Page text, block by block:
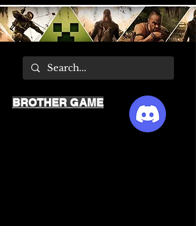
BROTHER GAME